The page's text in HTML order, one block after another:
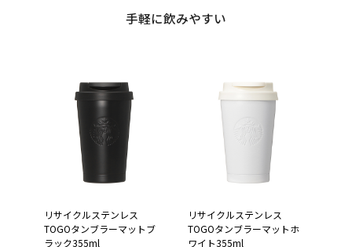
手軽に飲みやすい
リサイクルステンレス
TOGOタンブラーマットブ
ラック355ml
リサイクルステンレス
TOGOタンブラーマットホ
ワイト355ml